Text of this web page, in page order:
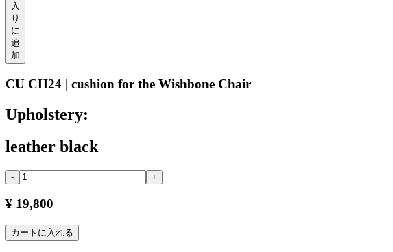
入
り
に
追
加
CU CH24 | cushion for the Wishbone Chair
Upholstery:
leather black
- +
¥ 19,800
カートに入れる